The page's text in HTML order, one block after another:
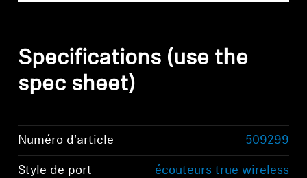
Specifications (use the
spec sheet)
Numéro d'article 509299
Style de port
écouteurs true wireless